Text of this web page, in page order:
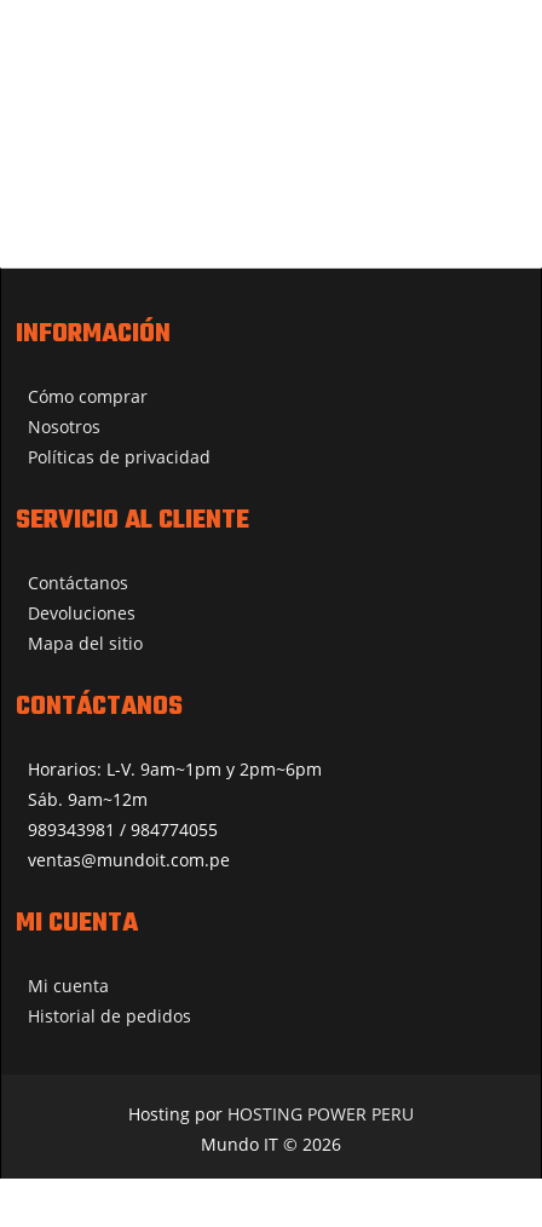
INFORMACIÓN
Cómo comprar
Nosotros
Políticas de privacidad
SERVICIO AL CLIENTE
Contáctanos
Devoluciones
Mapa del sitio
CONTÁCTANOS
Horarios: L-V. 9am~1pm y 2pm~6pm
Sáb. 9am~12m
989343981 / 984774055
ventas@mundoit.com.pe
MI CUENTA
Mi cuenta
Historial de pedidos
Hosting por HOSTING POWER PERU
Mundo IT © 2026